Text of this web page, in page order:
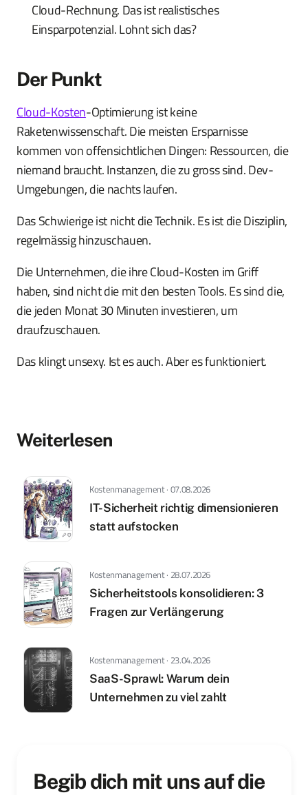
Cloud-Rechnung. Das ist realistisches
Einsparpotenzial. Lohnt sich das?
Der Punkt
Cloud-Kosten-Optimierung ist keine
Raketenwissenschaft. Die meisten Ersparnisse
kommen von offensichtlichen Dingen: Ressourcen, die
niemand braucht. Instanzen, die zu gross sind. Dev-
Umgebungen, die nachts laufen.
Das Schwierige ist nicht die Technik. Es ist die Disziplin,
regelmässig hinzuschauen.
Die Unternehmen, die ihre Cloud-Kosten im Griff
haben, sind nicht die mit den besten Tools. Es sind die,
die jeden Monat 30 Minuten investieren, um
draufzuschauen.
Das klingt unsexy. Ist es auch. Aber es funktioniert.
Weiterlesen
Kostenmanagement · 07.08.2026
IT-Sicherheit richtig dimensionieren
statt aufstocken
Kostenmanagement · 28.07.2026
Sicherheitstools konsolidieren: 3
Fragen zur Verlängerung
Kostenmanagement · 23.04.2026
SaaS-Sprawl: Warum dein
Unternehmen zu viel zahlt
Begib dich mit uns auf die